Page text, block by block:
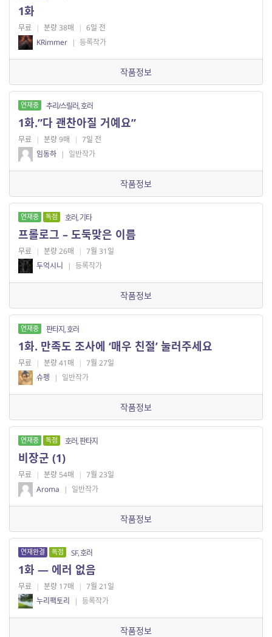
1화
무료 | 분량 38매 | 6일 전
KRimmer | 등록작가
작품정보
연재중 추리/스릴러, 호러
1화.”다 괜찬아질 거예요”
무료 | 분량 9매 | 7일 전
임동하 | 일반작가
작품정보
연재중 독점 호러, 기타
프롤로그 – 도둑맞은 이름
무료 | 분량 26매 | 7월 31일
두억시니
| 등록작가
작품정보
연재중 판타지, 호러
1화. 만족도 조사에 ‘매우 친절’ 눌러주세요
무료 | 분량 41매 | 7월 27일
슈펭
| 일반작가
작품정보
연재중 독점 호러, 판타지
비장군 (1)
무료 | 분량 54매 | 7월 23일
Aroma
| 일반작가
작품정보
연재완결 독점 SF, 호러
1화 — 에러 없음
무료 | 분량 17매 | 7월 21일
누리팩토리
| 등록작가
작품정보